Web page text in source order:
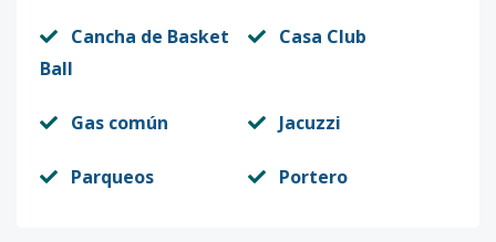
Cancha de Basket
Ball
Casa Club
Gas común Jacuzzi
Parqueos Portero